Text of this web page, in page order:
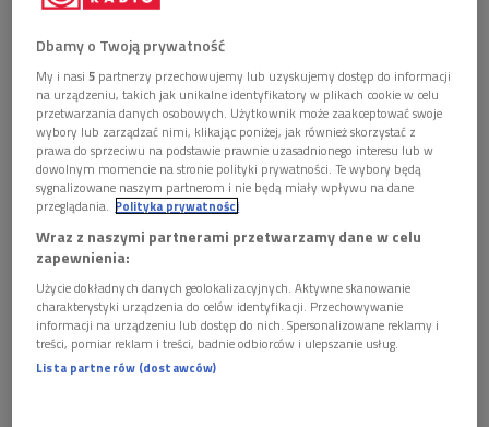
Podczas tegorocznej edycji festiwalu Góry Literatury odbędzie się ponad 150
wydarzeń Foto: Facebook/Festiwal Góry Literatury
Festiwal Góry Literatury potrwa od 4 do 14 lipca.
Dbamy o Twoją prywatność
My i nasi5 partnerzy przechowujemy lub uzyskujemy dostęp do informacji
na urządzeniu, takich jak unikalne identyfikatory w plikach cookie w celu
przetwarzania danych osobowych. Użytkownik może zaakceptować swoje
wybory lub zarządzać nimi, klikając poniżej, jak również skorzystać z
prawa do sprzeciwu na podstawie prawnie uzasadnionego interesu lub w
dowolnym momencie na stronie polityki prywatności. Te wybory będą
sygnalizowane naszym partnerom i nie będą miały wpływu na dane
przeglądania. Polityka prywatności
Wraz z naszymi partnerami przetwarzamy dane w celu
zapewnienia:
Użycie dokładnych danych geolokalizacyjnych. Aktywne skanowanie
charakterystyki urządzenia do celów identyfikacji. Przechowywanie
informacji na urządzeniu lub dostęp do nich. Spersonalizowane reklamy i
treści, pomiar reklam i treści, badnie odbiorców i ulepszanie usług.
Lista partnerów (dostawców)